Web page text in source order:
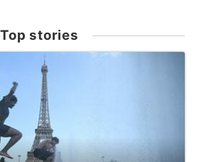
Top stories